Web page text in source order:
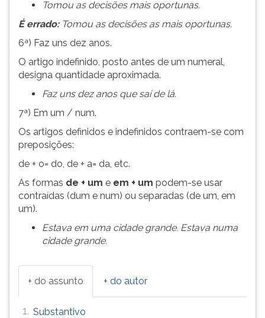
Tomou as decisões mais oportunas.
É errado: Tomou as decisões as mais oportunas.
6ª) Faz uns dez anos.
O artigo indefinido, posto antes de um numeral,
designa quantidade aproximada.
Faz uns dez anos que saí de lá.
7ª) Em um / num.
Os artigos definidos e indefinidos contraem-se com
preposições:
de + o= do, de + a= da, etc.
As formas de + um e em + um podem-se usar
contraídas (dum e num) ou separadas (de um, em
um).
Estava em uma cidade grande. Estava numa
cidade grande.
+ do assunto + do autor
1. Substantivo